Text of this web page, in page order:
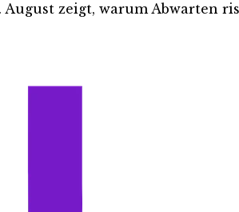
zeigt, warum Abwarten